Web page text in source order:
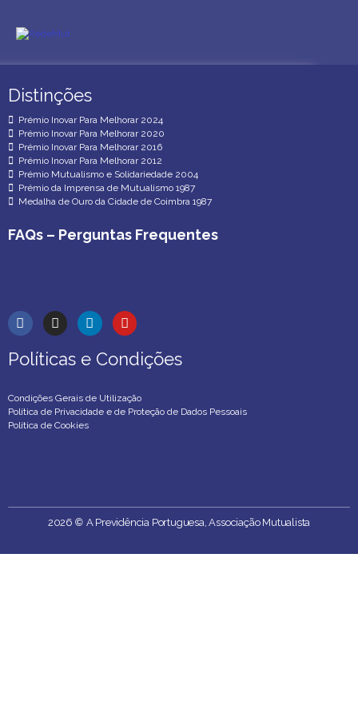
Distinções
Distinções
Prémio Inovar Para Melhorar 2024
Prémio Inovar Para Melhorar 2020
Prémio Inovar Para Melhorar 2016
Prémio Inovar Para Melhorar 2012
Prémio Mutualismo e Solidariedade 2004
Prémio da Imprensa de Mutualismo 1987
Medalha de Ouro da Cidade de Coimbra 1987
FAQs – Perguntas Frequentes
Políticas e Condições
Políticas e Condições
Condições Gerais de Utilização
Política de Privacidade e de Proteção de Dados Pessoais
Política de Cookies
2026 © A Previdência Portuguesa, Associação Mutualista